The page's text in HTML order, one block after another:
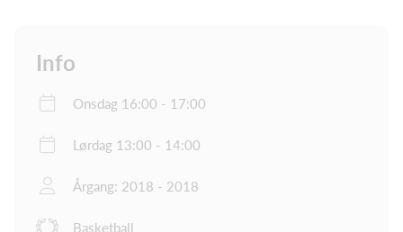
Info
Onsdag 16:00 - 17:00
Lørdag 13:00 - 14:00
Årgang: 2018 - 2018
Basketball